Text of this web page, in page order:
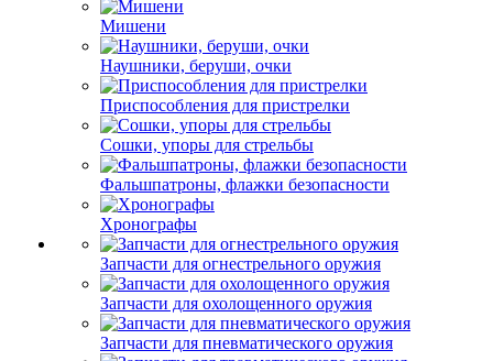
Мишени
Наушники, беруши, очки
Приспособления для пристрелки
Сошки, упоры для стрельбы
Фальшпатроны, флажки безопасности
Хронографы
Запчасти для огнестрельного оружия
Запчасти для охолощенного оружия
Запчасти для пневматического оружия